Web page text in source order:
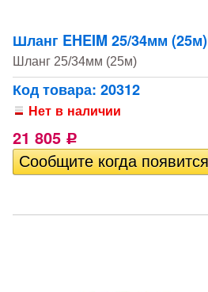
Шланг EHEIM 25/34мм (25м)
Шланг 25/34мм (25м)
Код товара: 20312
Нет в наличии
21 805 Р